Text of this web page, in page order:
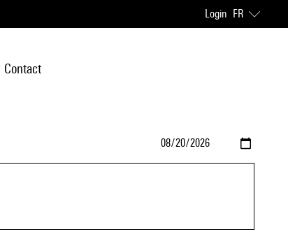
Login FR
Contact